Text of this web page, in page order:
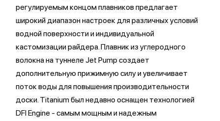
регулируемым концом плавников предлагает
широкий диапазон настроек для различных условий
водной поверхности и индивидуальной
кастомизации райдера. Плавник из углеродного
волокна на туннеле Jet Pump создает
дополнительную прижимную силу и увеличивает
поток воды для повышения производительности
доски. Titanium был недавно оснащен технологией
DFI Engine - самым мощным и надежным